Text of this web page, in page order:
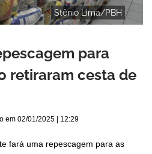
Stênio Lima/PBH
para
retiraram cesta de
em 02/01/2025 | 12:29
fará uma repescagem para as